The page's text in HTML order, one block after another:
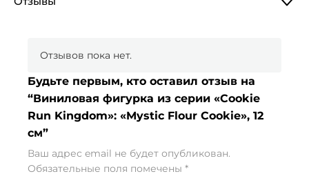
Отзывов пока нет.
Будьте первым, кто оставил отзыв на
“Виниловая фигурка из серии «Cookie
Run Kingdom»: «Mystic Flour Cookie», 12
см”
Ваш адрес email не будет опубликован.
Обязательные поля помечены *